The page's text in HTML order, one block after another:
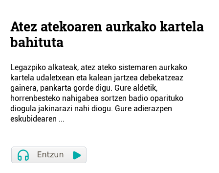
Atez atekoaren aurkako kartela
bahituta
Legazpiko alkateak, atez ateko sistemaren aurkako
kartela udaletxean eta kalean jartzea debekatzeaz
gainera, pankarta gorde digu. Gure aldetik,
horrenbesteko nahigabea sortzen badio oparituko
diogula jakinarazi nahi diogu. Gure adierazpen
eskubidearen ...